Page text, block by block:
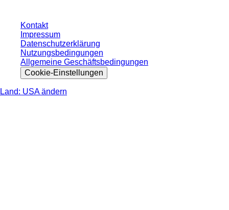
Kontakt
Impressum
Datenschutzerklärung
Nutzungsbedingungen
Allgemeine Geschäftsbedingungen
Cookie-Einstellungen
Land: USA ändern